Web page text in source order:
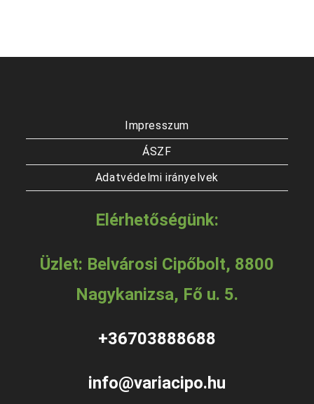
Impresszum
ÁSZF
Adatvédelmi irányelvek
Elérhetőségünk:
Üzlet: Belvárosi Cipőbolt, 8800
Nagykanizsa, Fő u. 5.
+36703888688
info@variacipo.hu